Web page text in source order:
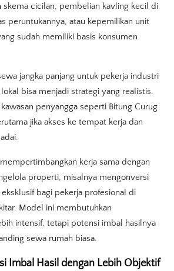
skema cicilan, pembelian kavling kecil di
peruntukannya, atau kepemilikan unit
sudah memiliki basis konsumen
jangka panjang untuk pekerja industri
bisa menjadi strategi yang realistis.
penyangga seperti Bitung Curug
jika akses ke tempat kerja dan
kerja sama dengan
properti, misalnya mengonversi
bagi pekerja profesional di
Model ini membutuhkan
intensif, tetapi potensi imbal hasilnya
sewa rumah biasa.
Imbal Hasil dengan Lebih Objektif